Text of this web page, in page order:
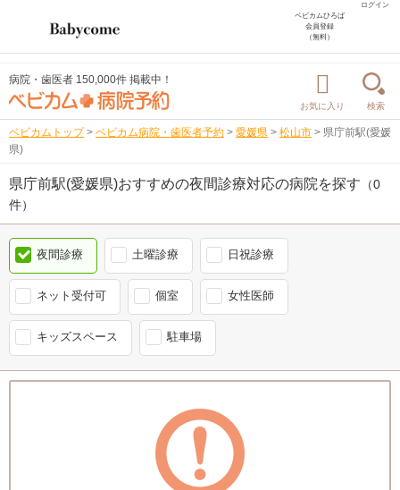
ログイン
ベビカムひろば
会員登録
（無料）
病院・歯医者 150,000件 掲載中！
お気に入り 検索
ベビカムトップ > ベビカム病院・歯医者予約 > 愛媛県 > 松山市 > 県庁前駅(愛媛
県)
県庁前駅(愛媛県)おすすめの夜間診療対応の病院を探す （0
件）
夜間診療 土曜診療 日祝診療
ネット受付可 個室 女性医師
キッズスペース 駐車場